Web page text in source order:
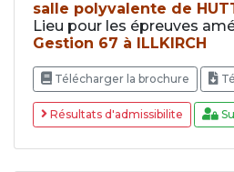
salle polyvalente de
Lieu pour les épreuves
Gestion 67 à ILLKIRCH
Télécharger la brochure
Résultats d'admissibilite